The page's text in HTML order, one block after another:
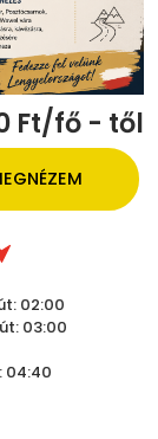
Ft/fő - től
02:00
03:00
04:40